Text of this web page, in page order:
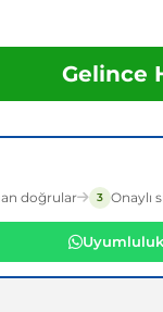
Gelince
doğrular 3 Onaylı